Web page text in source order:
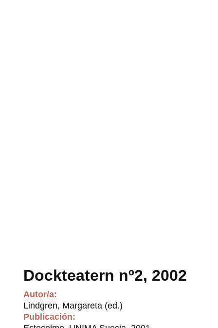
Dockteatern nº2, 2002
Autor/a:
Lindgren, Margareta (ed.)
Publicación: